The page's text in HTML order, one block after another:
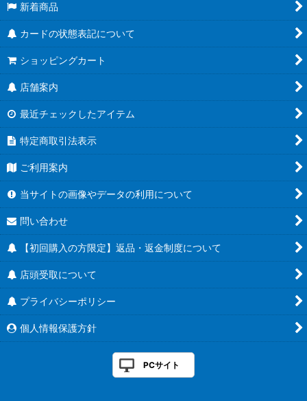
新着商品
カードの状態表記について
ショッピングカート
店舗案内
最近チェックしたアイテム
特定商取引法表示
ご利用案内
当サイトの画像やデータの利用について
問い合わせ
【初回購入の方限定】返品・返金制度について
店頭受取について
プライバシーポリシー
個人情報保護方針
PCサイト